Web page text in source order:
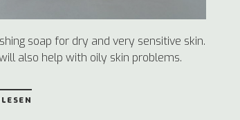
soap for dry and very sensitive skin.
also help with oily skin problems.